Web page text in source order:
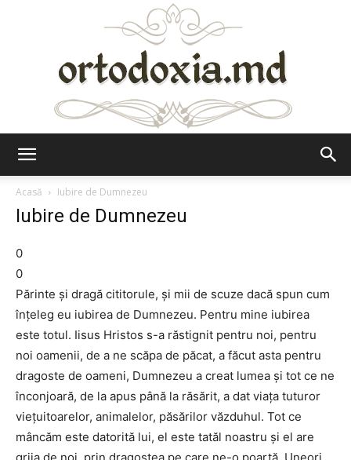
Acasă
Iubire de Dumnezeu
Iubire de Dumnezeu
0
0
Părinte și dragă cititorule, și mii de scuze dacă spun cum
înțeleg eu iubirea de Dumnezeu. Pentru mine iubirea
este totul. Iisus Hristos s-a răstignit pentru noi, pentru
noi oamenii, de a ne scăpa de păcat, a făcut asta pentru
dragoste de oameni, Dumnezeu a creat lumea și tot ce ne
înconjoară, de la apus până la răsărit, a dat viața tuturor
viețuitoarelor, animalelor, păsărilor văzduhul. Tot ce
mâncăm este datorită lui, el este tatăl noastru și el are